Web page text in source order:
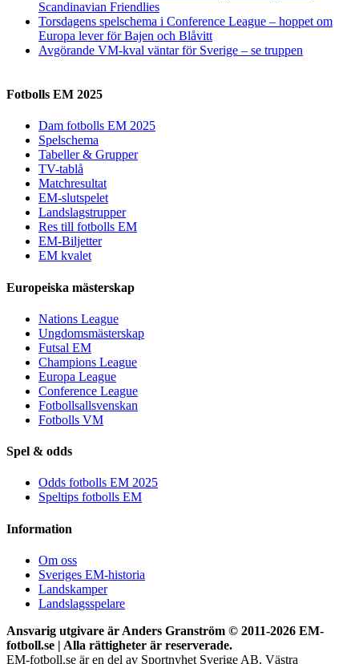
Scandinavian Friendlies
Torsdagens spelschema i Conference League – hoppet om
Europa lever för Bajen och Blåvitt
Avgörande VM-kval väntar för Sverige – se truppen
Fotbolls EM 2025
Dam fotbolls EM 2025
Spelschema
Tabeller & Grupper
TV-tablå
Matchresultat
EM-slutspelet
Landslagstrupper
Res till fotbolls EM
EM-Biljetter
EM kvalet
Europeiska mästerskap
Nations League
Ungdomsmästerskap
Futsal EM
Champions League
Europa League
Conference League
Fotbollsallsvenskan
Fotbolls VM
Spel & odds
Odds fotbolls EM 2025
Speltips fotbolls EM
Information
Om oss
Sveriges EM-historia
Landskamper
Landslagsspelare
Ansvarig utgivare är Anders Granström © 2011-2026 EM-
fotboll.se | Alla rättigheter är reserverade.
EM-fotboll.se är en del av Sportnyhet Sverige AB. Västra